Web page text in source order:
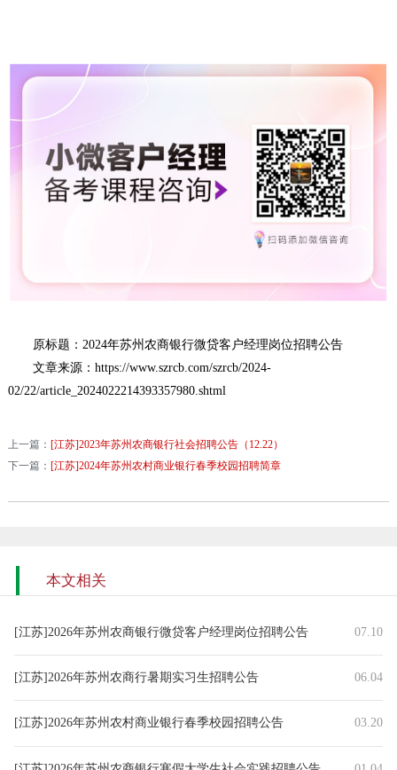
原标题：2024年苏州农商银行微贷客户经理岗位招聘公告
文章来源：https://www.szrcb.com/szrcb/2024-
02/22/article_2024022214393357980.shtml
上一篇： [江苏]2023年苏州农商银行社会招聘公告（12.22）
下一篇： [江苏]2024年苏州农村商业银行春季校园招聘简章
本文相关
[江苏]2026年苏州农商银行微贷客户经理岗位招聘公告 07.10
[江苏]2026年苏州农商行暑期实习生招聘公告 06.04
[江苏]2026年苏州农村商业银行春季校园招聘公告 03.20